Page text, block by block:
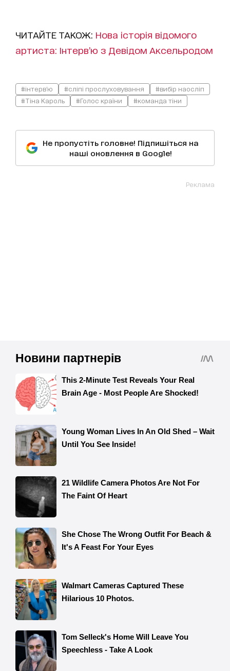
ЧИТАЙТЕ ТАКОЖ: Нова історія відомого
артиста: Інтерв’ю з Девідом Аксельродом
#інтерв'ю #сліпі прослуховування
#вибір наосліп
#Тіна Кароль
#Голос країни #команда тіни
Не пропустіть головне! Підпишіться на
наші оновлення в Google!
Реклама